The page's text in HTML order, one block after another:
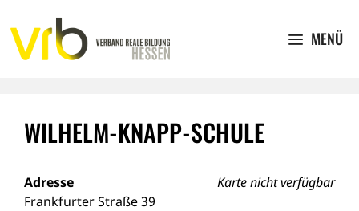
Inhalt
springen
MENÜ
WILHELM-KNAPP-SCHULE
Karte nicht verfügbar
Adresse
Frankfurter Straße 39